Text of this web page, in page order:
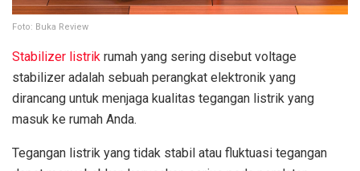
Foto: Buka Review
Stabilizer listrik rumah yang sering disebut voltage
stabilizer adalah sebuah perangkat elektronik yang
dirancang untuk menjaga kualitas tegangan listrik yang
masuk ke rumah Anda.
Tegangan listrik yang tidak stabil atau fluktuasi tegangan